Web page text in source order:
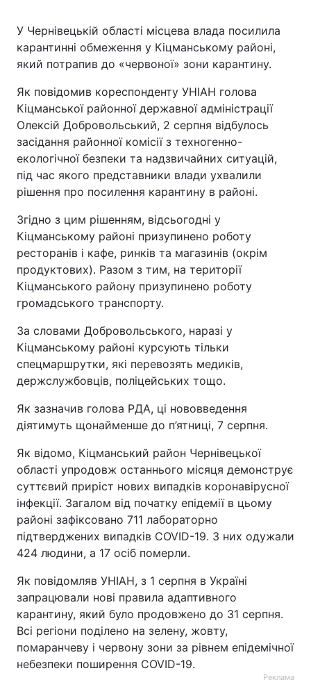
У Чернівецькій області місцева влада посилила
карантинні обмеження у Кіцманському районі,
який потрапив до «червоної» зони карантину.
Як повідомив кореспонденту УНІАН голова
Кіцманської районної державної адміністрації
Олексій Добровольський, 2 серпня відбулось
засідання районної комісії з техногенно-
екологічної безпеки та надзвичайних ситуацій,
під час якого представники влади ухвалили
рішення про посилення карантину в районі.
Згідно з цим рішенням, відсьогодні у
Кіцманському районі призупинено роботу
ресторанів і кафе, ринків та магазинів (окрім
продуктових). Разом з тим, на території
Кіцманського району призупинено роботу
громадського транспорту.
За словами Добровольського, наразі у
Кіцманському районі курсують тільки
спецмаршрутки, які перевозять медиків,
держслужбовців, поліцейських тощо.
Як зазначив голова РДА, ці нововведення
діятимуть щонайменше до п’ятниці, 7 серпня.
Як відомо, Кіцманський район Чернівецької
області упродовж останнього місяця демонструє
суттєвий приріст нових випадків коронавірусної
інфекції. Загалом від початку епідемії в цьому
районі зафіксовано 711 лабораторно
підтверджених випадків COVID-19. З них одужали
424 людини, а 17 осіб померли.
Як повідомляв УНІАН, з 1 серпня в Україні
запрацювали нові правила адаптивного
карантину, який було продовжено до 31 серпня.
Всі регіони поділено на зелену, жовту,
помаранчеву і червону зони за рівнем епідемічної
небезпеки поширення COVID-19.
Реклама